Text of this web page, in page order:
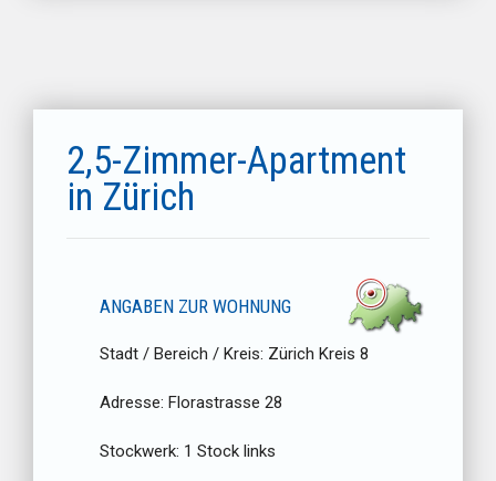
2,5-Zimmer-Apartment
in Zürich
ANGABEN ZUR WOHNUNG
Stadt / Bereich / Kreis: Zürich Kreis 8
Adresse: Florastrasse 28
Stockwerk: 1 Stock links